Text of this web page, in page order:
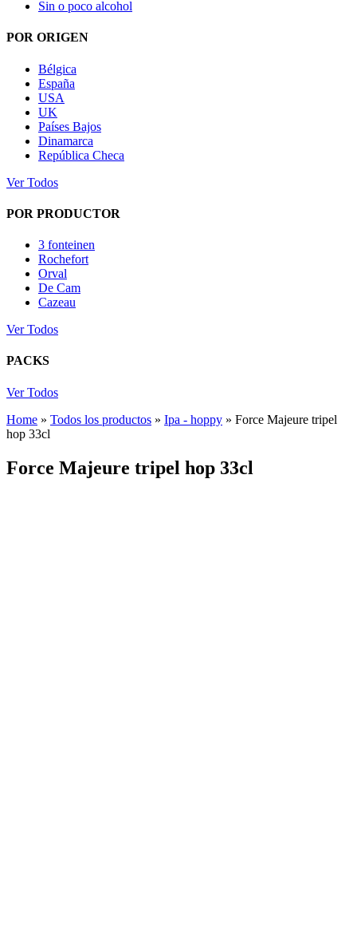
Sin o poco alcohol
POR ORIGEN
Bélgica
España
USA
UK
Países Bajos
Dinamarca
República Checa
Ver Todos
POR PRODUCTOR
3 fonteinen
Rochefort
Orval
De Cam
Cazeau
Ver Todos
PACKS
Ver Todos
Home » Todos los productos » Ipa - hoppy » Force Majeure tripel
hop 33cl
Force Majeure tripel hop 33cl